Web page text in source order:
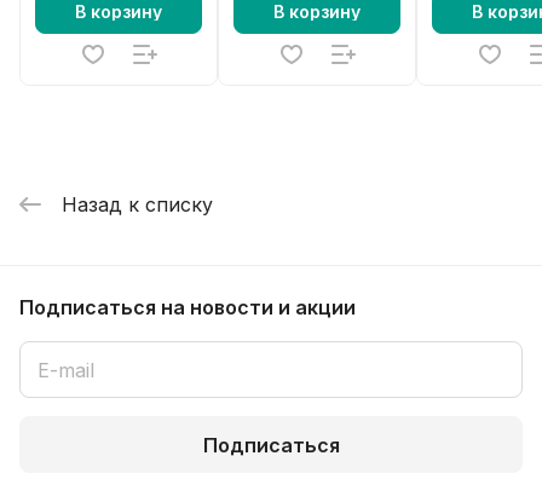
В корзину В корзину В
Назад к списку
Подписаться на новости и акции
Подписаться